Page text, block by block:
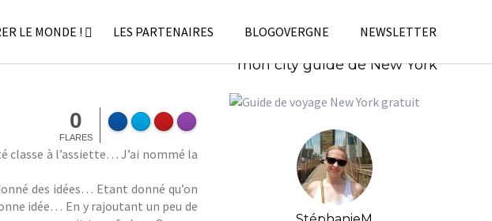
LE MONDE ! LES PARTENAIRES BLOGOVERGNE NEWSLETTER
0
FLARES
classe à l’assiette… J’ai nommé la
des idées… Etant donné qu’on
idée… En y rajoutant un peu de
mon city guide de New York